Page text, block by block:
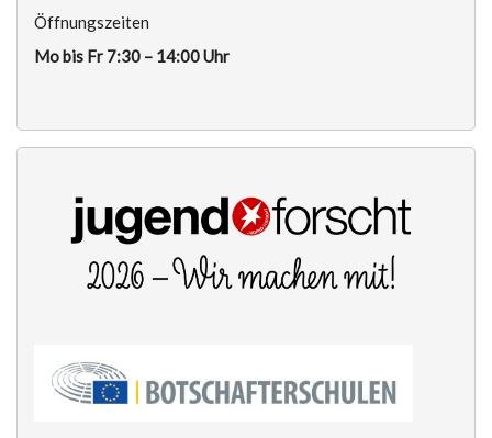
Öffnungszeiten
Mo bis Fr 7:30 – 14:00 Uhr